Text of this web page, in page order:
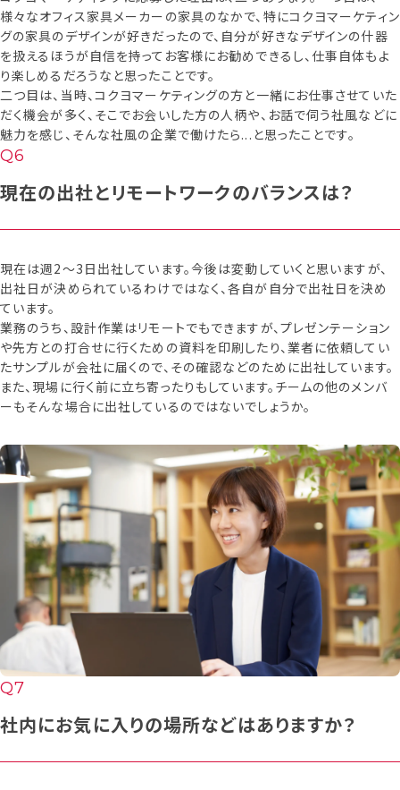
様々なオフィス家具メーカーの家具のなかで、特にコクヨマーケティン
グの家具のデザインが好きだったので、自分が好きなデザインの什器
を扱えるほうが自信を持ってお客様にお勧めできるし、仕事自体もよ
り楽しめるだろうなと思ったことです。
二つ目は、当時、コクヨマーケティングの方と一緒にお仕事させていた
だく機会が多く、そこでお会いした方の人柄や、お話で伺う社風などに
魅力を感じ、そんな社風の企業で働けたら...と思ったことです。
現在の出社とリモートワークのバランスは？
現在は週2〜3日出社しています。今後は変動していくと思いますが、
出社日が決められているわけではなく、各自が自分で出社日を決め
ています。
業務のうち、設計作業はリモートでもできますが、プレゼンテーション
や先方との打合せに行くための資料を印刷したり、業者に依頼してい
たサンプルが会社に届くので、その確認などのために出社しています。
また、現場に行く前に立ち寄ったりもしています。チームの他のメンバ
ーもそんな場合に出社しているのではないでしょうか。
社内にお気に入りの場所などはありますか？